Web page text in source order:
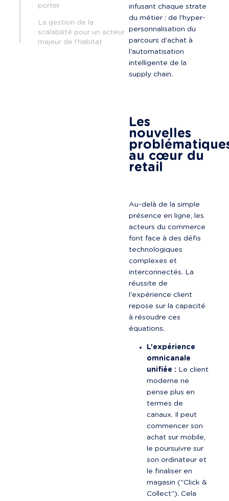
porter
La gestion de la
scalabilité pour un acteur
majeur de l'habitat
infusant chaque strate
du métier : de l'hyper-
personnalisation du
parcours d'achat à
l'automatisation
intelligente de la
supply chain.
Les
nouvelles
au cœur du
retail
Au-delà de la simple
présence en ligne, les
acteurs du commerce
font face à des défis
technologiques
complexes et
interconnectés. La
réussite de
l'expérience client
repose sur la capacité
à résoudre ces
équations.
L'expérience
omnicanale
unifiée : Le client
moderne ne
pense plus en
termes de
canaux. Il peut
commencer son
achat sur mobile,
le poursuivre sur
son ordinateur et
le finaliser en
magasin ("Click &
Collect"). Cela